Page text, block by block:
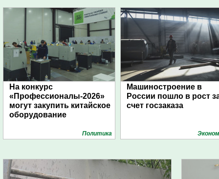
На конкурс
«Профессионалы-2026»
могут закупить китайское
оборудование
Политика
Машиностроение в
России пошло в рост
счет госзаказа